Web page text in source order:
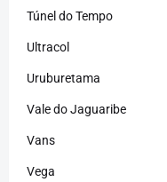
Túnel do Tempo
Ultracol
Uruburetama
Vale do Jaguaribe
Vans
Vega